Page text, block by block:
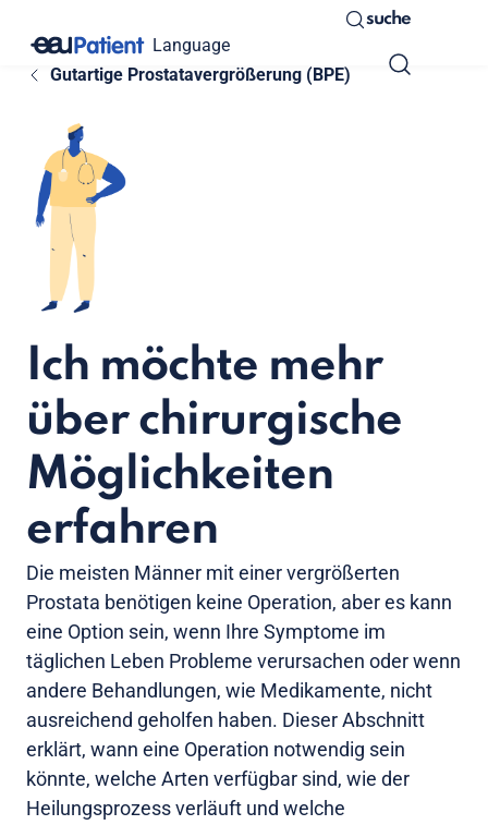
Language
suche
Gutartige Prostatavergrößerung (BPE)
Ich möchte mehr
über chirurgische
Möglichkeiten
erfahren
Die meisten Männer mit einer vergrößerten
Prostata benötigen keine Operation, aber es kann
eine Option sein, wenn Ihre Symptome im
täglichen Leben Probleme verursachen oder wenn
andere Behandlungen, wie Medikamente, nicht
ausreichend geholfen haben. Dieser Abschnitt
erklärt, wann eine Operation notwendig sein
könnte, welche Arten verfügbar sind, wie der
Heilungsprozess verläuft und welche